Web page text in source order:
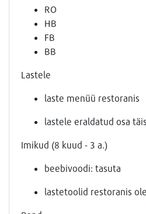
RO
HB
FB
BB
Lastele
laste menüü restoranis
lastele eraldatud osa
Imikud (8 kuud - 3 a.)
beebivoodi: tasuta
lastetoolid restoranis